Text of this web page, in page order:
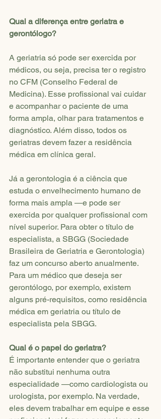
Qual a diferença entre geriatra e
gerontólogo?
A geriatria só pode ser exercida por
médicos, ou seja, precisa ter o registro
no CFM (Conselho Federal de
Medicina). Esse profissional vai cuidar
e acompanhar o paciente de uma
forma ampla, olhar para tratamentos e
diagnóstico. Além disso, todos os
geriatras devem fazer a residência
médica em clínica geral.
Já a gerontologia é a ciência que
estuda o envelhecimento humano de
forma mais ampla —e pode ser
exercida por qualquer profissional com
nível superior. Para obter o título de
especialista, a SBGG (Sociedade
Brasileira de Geriatria e Gerontologia)
faz um concurso aberto anualmente.
Para um médico que deseja ser
gerontólogo, por exemplo, existem
alguns pré-requisitos, como residência
médica em geriatria ou título de
especialista pela SBGG.
Qual é o papel do geriatra?
É importante entender que o geriatra
não substitui nenhuma outra
especialidade —como cardiologista ou
urologista, por exemplo. Na verdade,
eles devem trabalhar em equipe e esse